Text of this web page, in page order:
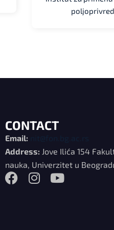
CONTACT
Email:
Address: Jove Ilića 154
nauka, Univerzitet u